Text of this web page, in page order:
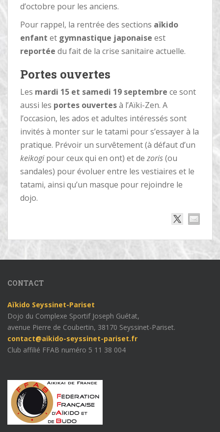
d’octobre pour les anciens.
Pour rappel, la rentrée des sections aïkido
enfant et gymnastique japonaise est
reportée du fait de la crise sanitaire actuelle.
Portes ouvertes
Les mardi 15 et samedi 19 septembre ce sont
aussi les portes ouvertesà l’Aïki-Zen. A
l’occasion, les ados et adultes intéressés sont
invités à monter sur le tatami pour s’essayer à la
pratique. Prévoir un survêtement (à défaut d’un
keikogi pour ceux qui en ont) et de zoris(ou
sandales) pour évoluer entre les vestiaires et le
tatami, ainsi qu’un masque pour rejoindre le
dojo.
CONTACT
Aïkido Seyssinet-Pariset
Dojo du Complexe Sportif Joseph Guétat,
avenue Pierre de Coubertin, 38170 Seyssinet-Pariset.
contact@aikido-seyssinet-pariset.fr
Club affilié FFAB numéro 5 11 38 004